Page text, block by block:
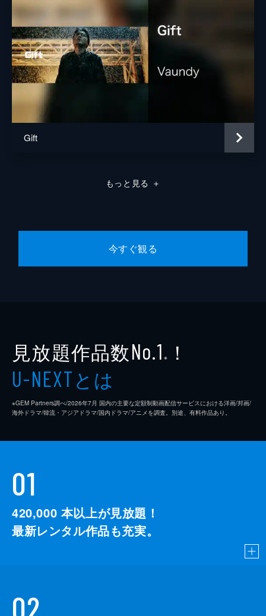
Gift
もっと見る ＋
今すぐ観る
見放題作品数No.1 ※ ！
U-NEXTとは
※GEM Partners調べ/2026年7⽉ 国内の主要な定額制動画配信サービスにおける洋画/邦画/
海外ドラマ/韓流・アジアドラマ/国内ドラマ/アニメを調査。別途、有料作品あり。
01
420,000 本以上が見放題！
最新レンタル作品も充実。
02